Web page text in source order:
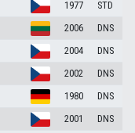
1977
STD
2006
DNS
2004
DNS
2002
DNS
1980
DNS
2001
DNS